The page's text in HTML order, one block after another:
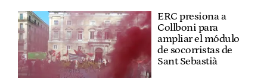
ERC presiona a
Collboni para
ampliar el módulo
de socorristas de
Sant Sebastià